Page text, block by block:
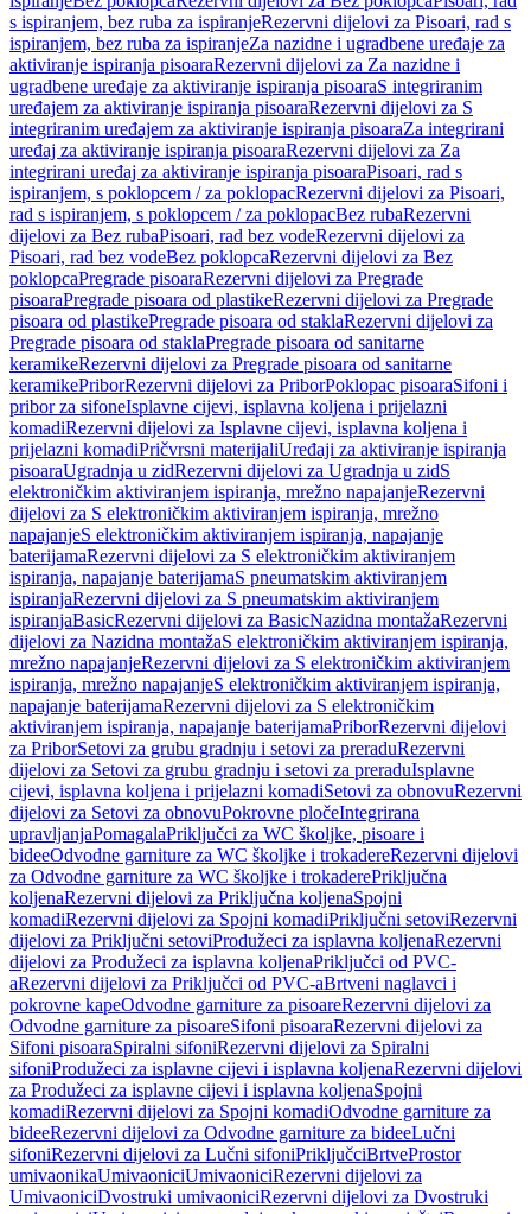
s ispiranjem, bez ruba za ispiranjeRezervni dijelovi za Pisoari, rad s
ispiranjem, bez ruba za ispiranjeZa nazidne i ugradbene uređaje za
aktiviranje ispiranja pisoaraRezervni dijelovi za Za nazidne i
ugradbene uređaje za aktiviranje ispiranja pisoaraS integriranim
uređajem za aktiviranje ispiranja pisoaraRezervni dijelovi za S
integriranim uređajem za aktiviranje ispiranja pisoaraZa integrirani
uređaj za aktiviranje ispiranja pisoaraRezervni dijelovi za Za
integrirani uređaj za aktiviranje ispiranja pisoaraPisoari, rad s
ispiranjem, s poklopcem / za poklopacRezervni dijelovi za Pisoari,
rad s ispiranjem, s poklopcem / za poklopacBez rubaRezervni
dijelovi za Bez rubaPisoari, rad bez vodeRezervni dijelovi za
Pisoari, rad bez vodeBez poklopcaRezervni dijelovi za Bez
poklopcaPregrade pisoaraRezervni dijelovi za Pregrade
pisoaraPregrade pisoara od plastikeRezervni dijelovi za Pregrade
pisoara od plastikePregrade pisoara od staklaRezervni dijelovi za
Pregrade pisoara od staklaPregrade pisoara od sanitarne
keramikeRezervni dijelovi za Pregrade pisoara od sanitarne
keramikePriborRezervni dijelovi za PriborPoklopac pisoaraSifoni i
pribor za sifoneIsplavne cijevi, isplavna koljena i prijelazni
komadiRezervni dijelovi za Isplavne cijevi, isplavna koljena i
prijelazni komadiPričvrsni materijaliUređaji za aktiviranje ispiranja
pisoaraUgradnja u zidRezervni dijelovi za Ugradnja u zidS
elektroničkim aktiviranjem ispiranja, mrežno napajanjeRezervni
dijelovi za S elektroničkim aktiviranjem ispiranja, mrežno
napajanjeS elektroničkim aktiviranjem ispiranja, napajanje
baterijamaRezervni dijelovi za S elektroničkim aktiviranjem
ispiranja, napajanje baterijamaS pneumatskim aktiviranjem
ispiranjaRezervni dijelovi za S pneumatskim aktiviranjem
ispiranjaBasicRezervni dijelovi za BasicNazidna montažaRezervni
dijelovi za Nazidna montažaS elektroničkim aktiviranjem ispiranja,
mrežno napajanjeRezervni dijelovi za S elektroničkim aktiviranjem
ispiranja, mrežno napajanjeS elektroničkim aktiviranjem ispiranja,
napajanje baterijamaRezervni dijelovi za S elektroničkim
aktiviranjem ispiranja, napajanje baterijamaPriborRezervni dijelovi
za PriborSetovi za grubu gradnju i setovi za preraduRezervni
dijelovi za Setovi za grubu gradnju i setovi za preraduIsplavne
cijevi, isplavna koljena i prijelazni komadiSetovi za obnovuRezervni
dijelovi za Setovi za obnovuPokrovne pločeIntegrirana
upravljanjaPomagalaPriključci za WC školjke, pisoare i
bideeOdvodne garniture za WC školjke i trokadereRezervni dijelovi
za Odvodne garniture za WC školjke i trokaderePriključna
koljenaRezervni dijelovi za Priključna koljenaSpojni
komadiRezervni dijelovi za Spojni komadiPriključni setoviRezervni
dijelovi za Priključni setoviProdužeci za isplavna koljenaRezervni
dijelovi za Produžeci za isplavna koljenaPriključci od PVC-
aRezervni dijelovi za Priključci od PVC-aBrtveni naglavci i
pokrovne kapeOdvodne garniture za pisoareRezervni dijelovi za
Odvodne garniture za pisoareSifoni pisoaraRezervni dijelovi za
Sifoni pisoaraSpiralni sifoniRezervni dijelovi za Spiralni
sifoniProdužeci za isplavne cijevi i isplavna koljenaRezervni dijelovi
za Produžeci za isplavne cijevi i isplavna koljenaSpojni
komadiRezervni dijelovi za Spojni komadiOdvodne garniture za
bideeRezervni dijelovi za Odvodne garniture za bideeLučni
sifoniRezervni dijelovi za Lučni sifoniPriključciBrtveProstor
umivaonikaUmivaoniciUmivaoniciRezervni dijelovi za
UmivaoniciDvostruki umivaoniciRezervni dijelovi za Dvostruki